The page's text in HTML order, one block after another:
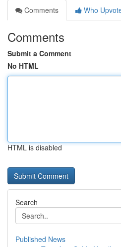
Comments
Who
Comments
Submit a Comment
No HTML
HTML is disabled
Search
Published News